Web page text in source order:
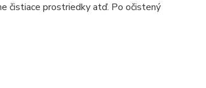
čistiace prostriedky atď. Po očistený